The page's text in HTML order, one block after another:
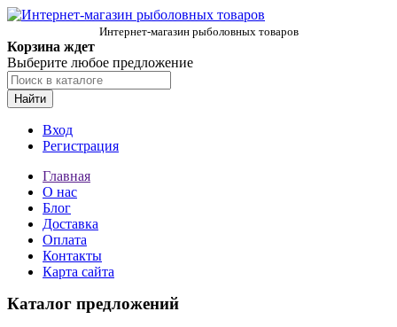
Интернет-магазин рыболовных товаров
Корзина ждет
Выберите любое предложение
Найти
Вход
Регистрация
Главная
О нас
Блог
Доставка
Оплата
Контакты
Карта сайта
Каталог предложений